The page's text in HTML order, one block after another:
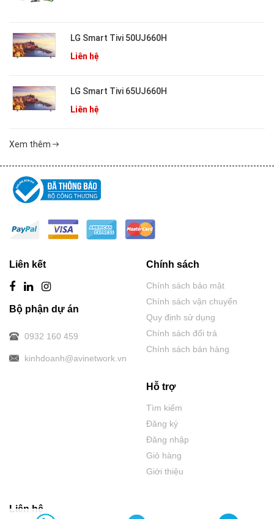
LG Smart Tivi 50UJ660H
Liên hệ
LG Smart Tivi 65UJ660H
Liên hệ
Xem thêm
Liên kết
Bộ phận dự án
0932 160 459
kinhdoanh@avinetwork.vn
Chính sách
Chính sách bảo mật
Chính sách vận chuyển
Quy định sử dụng
Chính sách đổi trả
Chính sách bán hàng
Hỗ trợ
Tìm kiếm
Đăng ký
Đăng nhập
Giỏ hàng
Giới thiệu
Liên hệ